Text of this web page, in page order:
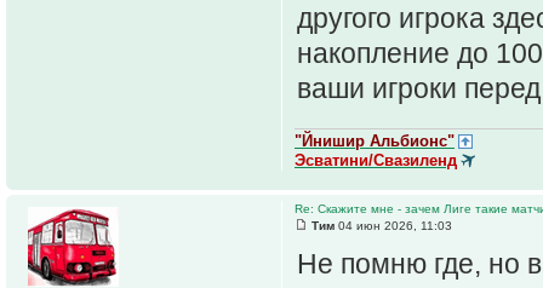
другого игрока
накопление до
ваши игроки
"Йнишир Альбионс"
Эсватини/Свазиленд
Re: Скажите мне - зачем Лиге такие
Тим 04 июн 2026, 11:03
Не помню где, но